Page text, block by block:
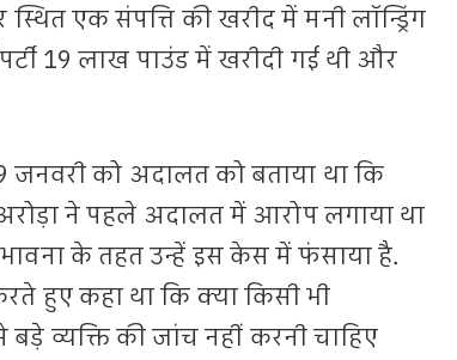
एक संपत्ति की खरीद में मनी लॉन्ड्रिंग
19 लाख पाउंड में खरीदी गई थी और
जनवरी को अदालत को बताया था कि
ने पहले अदालत में आरोप लगाया था
के तहत उन्हें इस केस में फंसाया है.
हुए कहा था कि क्या किसी भी
व्यक्ति की जांच नहीं करनी चाहिए